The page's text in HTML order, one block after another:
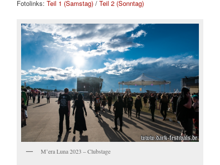
Fotolinks:Teil 1 (Samstag) /Teil 2 (Sonntag)
M’era Luna 2023 – Clubstage